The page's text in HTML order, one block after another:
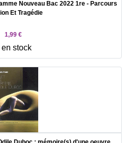
Nouveau Bac 2022 1re - Parcours
Et Tragédie
1,99 €
en stock